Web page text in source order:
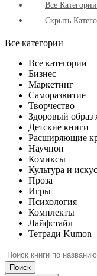
Все Категории
Скрыть
Все категории
Все категории
Бизнес
Маркетинг
Саморазвитие
Творчество
Здоровый образ
Детские книги
Расширяющие
Научпоп
Комиксы
Культура и
Проза
Игры
Психология
Комплекты
Лайфстайл
Тетради Kumon
Поиск